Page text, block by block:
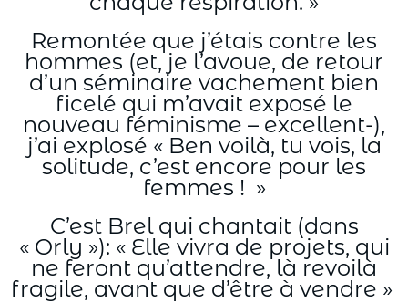
Remontée que j’étais contre les
hommes (et, je l’avoue, de retour
d’un séminaire vachement bien
ficelé qui m’avait exposé le
nouveau féminisme – excellent-),
j’ai explosé « Ben voilà, tu vois, la
solitude, c’est encore pour les
femmes ! »
C’est Brel qui chantait (dans
« Orly »): « Elle vivra de projets, qui
ne feront qu’attendre, là revoilà
fragile, avant que d’être à vendre »